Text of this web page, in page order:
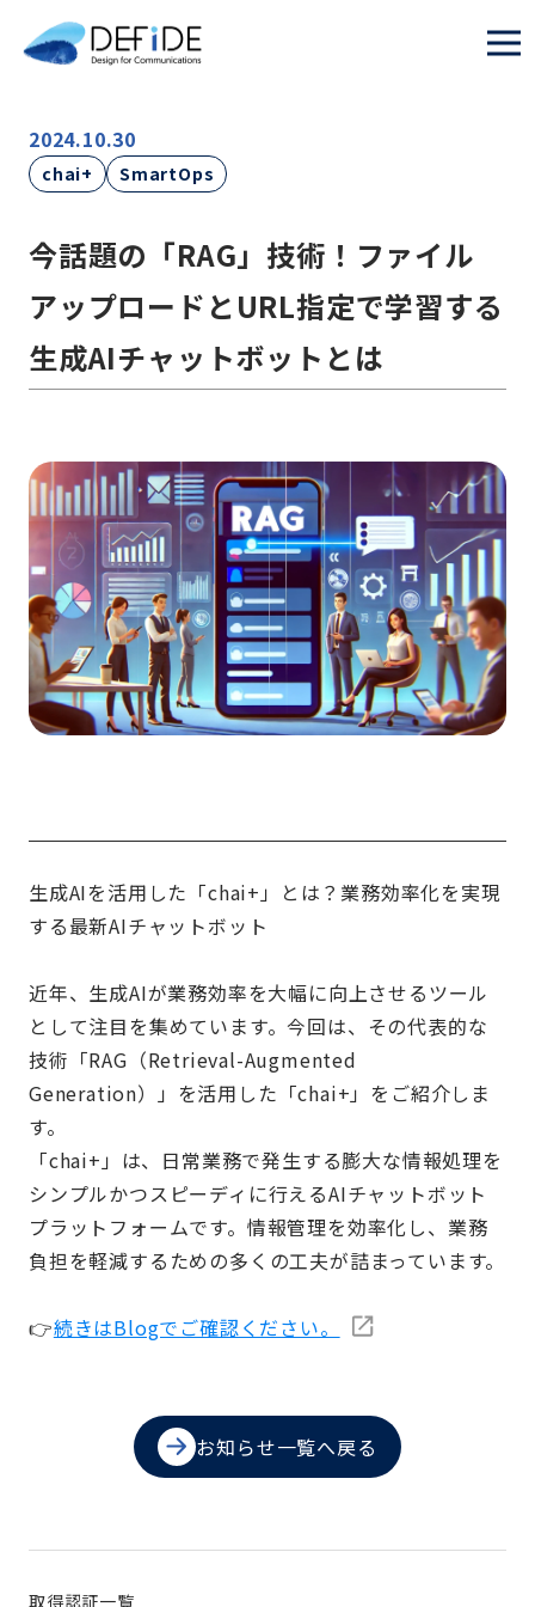
2024.10.30
chai+ SmartOps
今話題の「RAG」技術！ファイル
アップロードとURL指定で学習する
生成AIチャットボットとは
生成AIを活用した「chai+」とは？業務効率化を実現
する最新AIチャットボット
近年、生成AIが業務効率を大幅に向上させるツール
として注目を集めています。今回は、その代表的な
技術「RAG（Retrieval-Augmented
Generation）」を活用した「chai+」をご紹介しま
す。
「chai+」は、日常業務で発生する膨大な情報処理を
シンプルかつスピーディに行えるAIチャットボット
プラットフォームです。情報管理を効率化し、業務
負担を軽減するための多くの工夫が詰まっています。
👉続きはBlogでご確認ください。
お知らせ一覧へ戻る
取得認証一覧